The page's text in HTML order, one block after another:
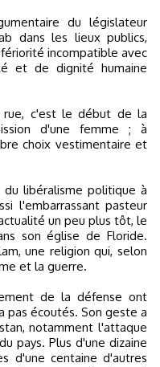
du législateur
dans les lieux publics,
incompatible avec
et de dignité humaine
rue, c'est le début de la
d'une femme ; à
choix vestimentaire et
libéralisme politique à
l'embarrassant pasteur
un peu plus tôt, le
son église de Floride.
une religion qui, selon
et la guerre.
de la défense ont
pas écoutés. Son geste a
notamment l'attaque
pays. Plus d'une dizaine
d'une centaine d'autres